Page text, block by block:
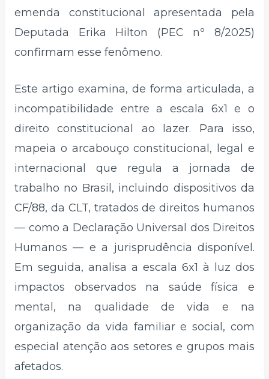
emenda constitucional apresentada pela
Deputada Erika Hilton (PEC nº 8/2025)
confirmam esse fenômeno.
Este artigo examina, de forma articulada, a
incompatibilidade entre a escala 6x1 e o
direito constitucional ao lazer. Para isso,
mapeia o arcabouço constitucional, legal e
internacional que regula a jornada de
trabalho no Brasil, incluindo dispositivos da
CF/88, da CLT, tratados de direitos humanos
— como a Declaração Universal dos Direitos
Humanos — e a jurisprudência disponível.
Em seguida, analisa a escala 6x1 à luz dos
impactos observados na saúde física e
mental, na qualidade de vida e na
organização da vida familiar e social, com
especial atenção aos setores e grupos mais
afetados.